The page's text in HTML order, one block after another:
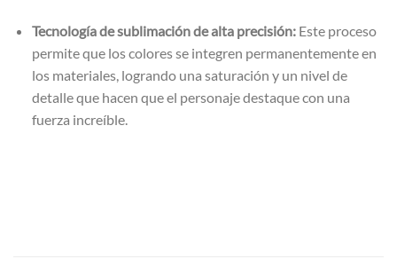
Tecnología de sublimación de alta precisión:Este proceso
permite que los colores se integren permanentemente en
los materiales, logrando una saturación y un nivel de
detalle que hacen que el personaje destaque con una
fuerza increíble.